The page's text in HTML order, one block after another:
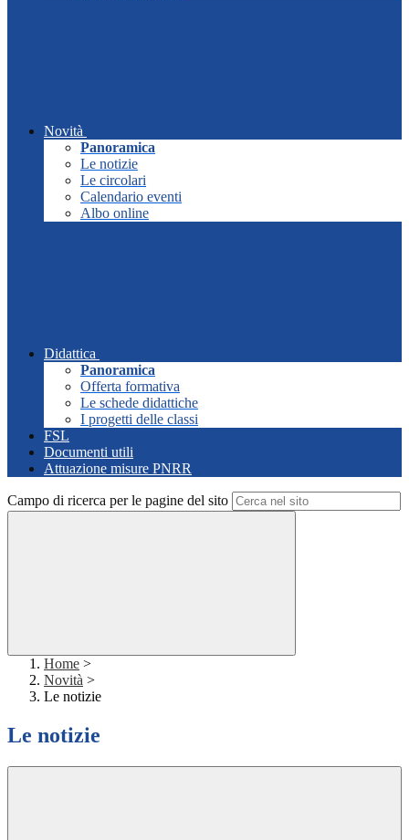
Novità
Panoramica
Le notizie
Le circolari
Calendario eventi
Albo online
Didattica
Panoramica
Offerta formativa
Le schede didattiche
I progetti delle classi
FSL
Documenti utili
Attuazione misure PNRR
Campo di ricerca per le pagine del sito
Home >
Novità >
Le notizie
Le notizie